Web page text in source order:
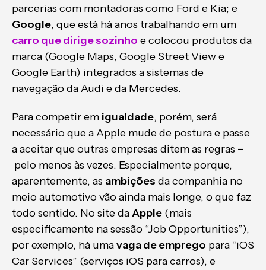
parcerias com montadoras como Ford e Kia; e
Google, que está há anos trabalhando em um
carro que dirige sozinho e colocou produtos da
marca (Google Maps, Google Street View e
Google Earth) integrados a sistemas de
navegação da Audi e da Mercedes.
Para competir em igualdade, porém, será
necessário que a Apple mude de postura e passe
a aceitar que outras empresas ditem as regras –
pelo menos às vezes. Especialmente porque,
aparentemente, as ambições da companhia no
meio automotivo vão ainda mais longe, o que faz
todo sentido. No site daApple (mais
especificamente na sessão “Job Opportunities”),
por exemplo, há umavaga de emprego para “iOS
Car Services” (serviços iOS para carros), e